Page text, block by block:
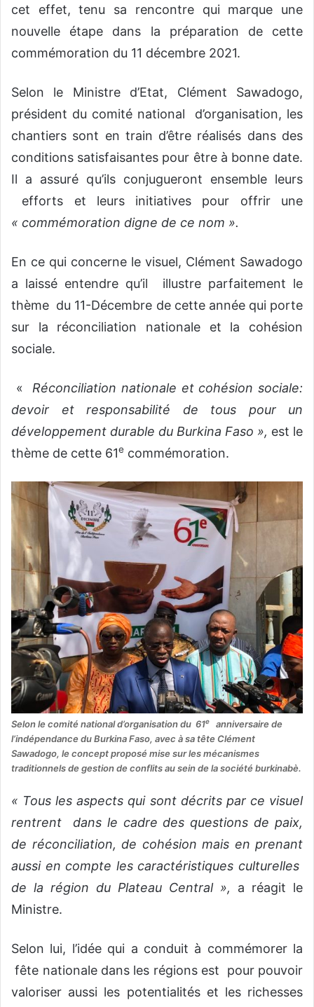
cet effet, tenu sa rencontre qui marque une
nouvelle étape dans la préparation de cette
commémoration du 11 décembre 2021.
Selon le Ministre d’Etat, Clément Sawadogo,
président du comité national d’organisation, les
chantiers sont en train d’être réalisés dans des
conditions satisfaisantes pour être à bonne date.
Il a assuré qu’ils conjugueront ensemble leurs
efforts et leurs initiatives pour offrir une
« commémoration digne de ce nom ».
En ce qui concerne le visuel, Clément Sawadogo
a laissé entendre qu’il illustre parfaitement le
thème du 11-Décembre de cette année qui porte
sur la réconciliation nationale et la cohésion
sociale.
« Réconciliation nationale et cohésion sociale:
devoir et responsabilité de tous pour un
développement durable du Burkina Faso », est le
thème de cette 61e commémoration.
Selon le comité national d’organisation du 61e
anniversaire de
l’indépendance du Burkina Faso, avec à sa tête Clément
Sawadogo, le concept proposé mise sur les mécanismes
traditionnels de gestion de conflits au sein de la société burkinabè.
« Tous les aspects qui sont décrits par ce visuel
rentrent dans le cadre des questions de paix,
de réconciliation, de cohésion mais en prenant
aussi en compte les caractéristiques culturelles
de la région du Plateau Central », a réagit le
Ministre.
Selon lui, l’idée qui a conduit à commémorer la
fête nationale dans les régions est pour pouvoir
valoriser aussi les potentialités et les richesses